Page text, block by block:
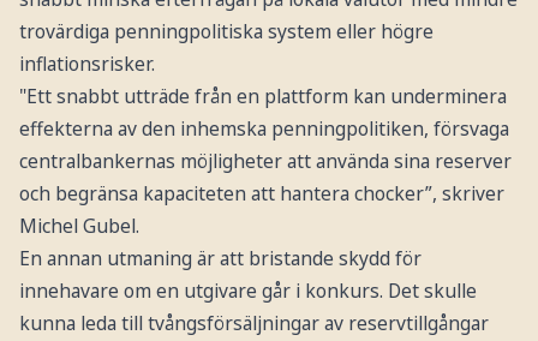
trovärdiga penningpolitiska system eller högre
inflationsrisker.
"Ett snabbt utträde från en plattform kan underminera
effekterna av den inhemska penningpolitiken, försvaga
centralbankernas möjligheter att använda sina reserver
och begränsa kapaciteten att hantera chocker”, skriver
Michel Gubel.
En annan utmaning är att bristande skydd för
innehavare om en utgivare går i konkurs. Det skulle
kunna leda till tvångsförsäljningar av reservtillgångar